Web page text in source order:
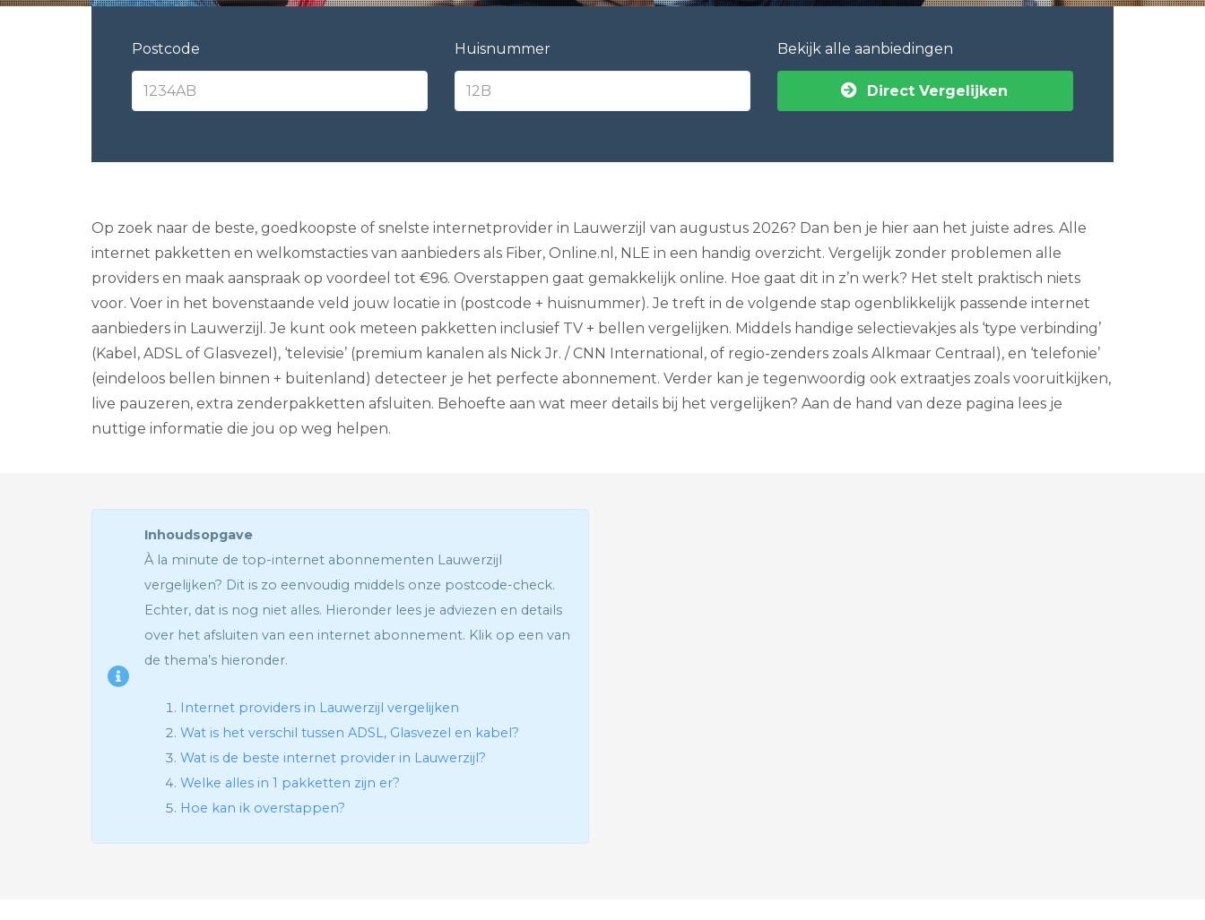
v
e
n
n
t
e
n
B
e
l
l
e
n
G
z
n
t
e
r
i
Postcode Huisnummer Bekijk alle aanbiedingen
Direct Vergelijken
Op zoek naar de beste, goedkoopste of snelste internetprovider in Lauwerzijl van augustus 2026? Dan ben je hier aan het juiste adres. Alle
internet pakketten en welkomstacties van aanbieders als Fiber, Online.nl, NLE in een handig overzicht. Vergelijk zonder problemen alle
providers en maak aanspraak op voordeel tot €96. Overstappen gaat gemakkelijk online. Hoe gaat dit in z’n werk? Het stelt praktisch niets
voor. Voer in het bovenstaande veld jouw locatie in (postcode + huisnummer). Je treft in de volgende stap ogenblikkelijk passende internet
aanbieders in Lauwerzijl. Je kunt ook meteen pakketten inclusief TV + bellen vergelijken. Middels handige selectievakjes als ‘type verbinding’
(Kabel, ADSL of Glasvezel), ‘televisie’ (premium kanalen als Nick Jr. / CNN International, of regio-zenders zoals Alkmaar Centraal), en ‘telefonie’
(eindeloos bellen binnen + buitenland) detecteer je het perfecte abonnement. Verder kan je tegenwoordig ook extraatjes zoals vooruitkijken,
live pauzeren, extra zenderpakketten afsluiten. Behoefte aan wat meer details bij het vergelijken? Aan de hand van deze pagina lees je
nuttige informatie die jou op weg helpen.
Inhoudsopgave
À la minute de top-internet abonnementen Lauwerzijl
vergelijken? Dit is zo eenvoudig middels onze postcode-check.
Echter, dat is nog niet alles. Hieronder lees je adviezen en details
over het afsluiten van een internet abonnement. Klik op een van
de thema’s hieronder.
Internet providers in Lauwerzijl vergelijken
Wat is het verschil tussen ADSL, Glasvezel en kabel?
Wat is de beste internet provider in Lauwerzijl?
Welke alles in 1 pakketten zijn er?
Hoe kan ik overstappen?